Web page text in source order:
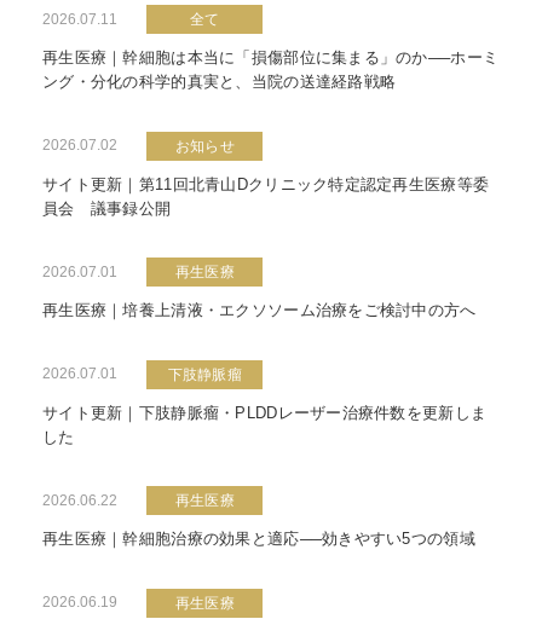
2026.07.11 全て
再生医療｜幹細胞は本当に「損傷部位に集まる」のか──ホーミ
ング・分化の科学的真実と、当院の送達経路戦略
2026.07.02 お知らせ
サイト更新｜第11回北青山Dクリニック特定認定再生医療等委
員会 議事録公開
2026.07.01 再生医療
再生医療｜培養上清液・エクソソーム治療をご検討中の方へ
2026.07.01 下肢静脈瘤
サイト更新｜下肢静脈瘤・PLDDレーザー治療件数を更新しま
した
2026.06.22 再生医療
再生医療｜幹細胞治療の効果と適応──効きやすい5つの領域
2026.06.19 再生医療